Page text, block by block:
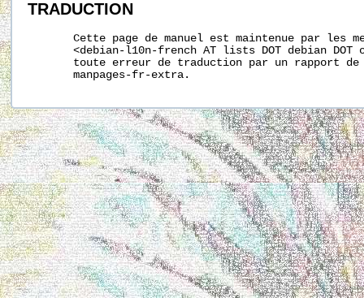
TRADUCTION
Cette page de manuel est maintenue par les
<debian-l10n-french AT lists DOT debian DOT
toute erreur de traduction par un rapport de